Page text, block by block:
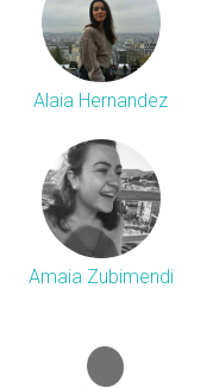
Alaia Hernandez
Amaia Zubimendi